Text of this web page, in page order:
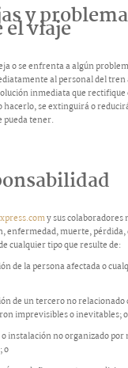
y
viaje
o se enfrenta a algún
al personal del tren
inmediata que
hacerlo, se extinguirá o
pueda tener.
y sus colaboradores
enfermedad, muerte, pérdida,
cualquier tipo que resulte de:
de la persona afectada o
de un tercero no relacionado
imprevisibles o inevitables; o
instalación no organizado por
o